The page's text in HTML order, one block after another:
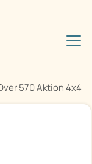
570 Aktion 4x4